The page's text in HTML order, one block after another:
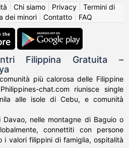
Chi siamo| Privacy| Termini di
dei minori| Contatto| FAQ
Filippina Gratuita –
più calorosa delle Filippine
chat.com riunisce single
alle isole di Cebu, e comunità
nelle montagne di Baguio o
connettiti con persone
i valori filippini di famiglia, ospitalità